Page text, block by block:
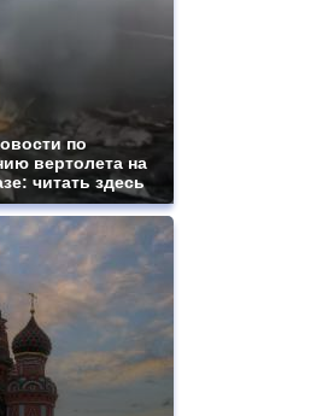
по
вертолета на
читать здесь